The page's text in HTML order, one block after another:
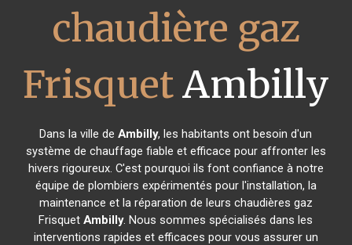
chaudière gaz
FrisquetAmbilly
Dans la ville deAmbilly, les habitants ont besoin d'un
système de chauffage fiable et efficace pour affronter les
hivers rigoureux. C'est pourquoi ils font confiance à notre
équipe de plombiers expérimentés pour l'installation, la
maintenance et la réparation de leurs chaudières gaz
FrisquetAmbilly. Nous sommes spécialisés dans les
interventions rapides et efficaces pour vous assurer un